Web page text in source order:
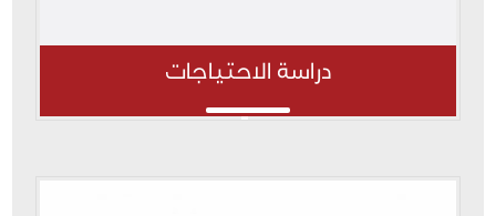
دراسة الاحتياجات